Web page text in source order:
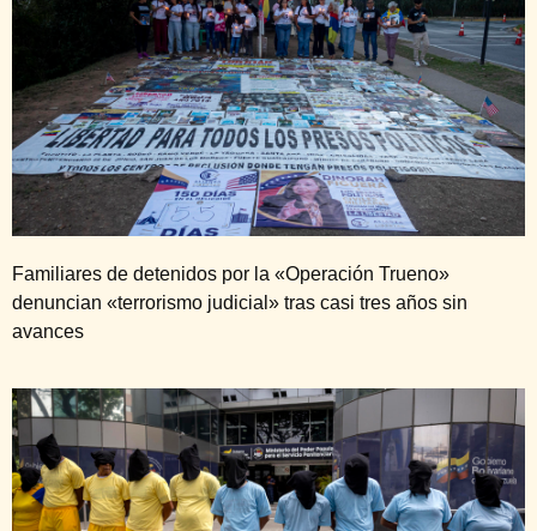
Familiares de detenidos por la «Operación Trueno»
denuncian «terrorismo judicial» tras casi tres años sin
avances